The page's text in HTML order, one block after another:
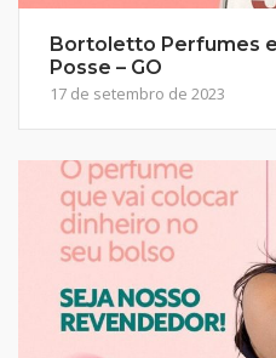
Bortoletto Perfumes
Posse – GO
17 de setembro de 2023